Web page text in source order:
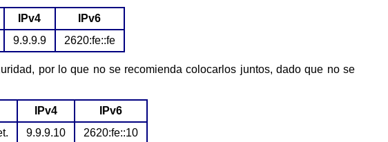
IPv4
IPv6
9.9.9.9 2620:fe::fe
IPv4
IPv6
9.9.9.10 2620:fe::10